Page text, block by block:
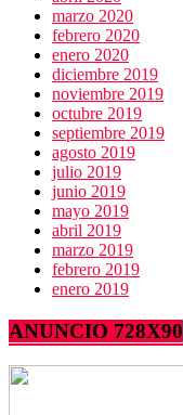
marzo 2020
febrero 2020
enero 2020
diciembre 2019
noviembre 2019
octubre 2019
septiembre 2019
agosto 2019
julio 2019
junio 2019
mayo 2019
abril 2019
marzo 2019
febrero 2019
enero 2019
ANUNCIO 728X90